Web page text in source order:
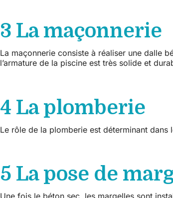
3 La maçonnerie
La maçonnerie consiste à réaliser une dalle
l’armature de la piscine est très solide et
4 La plomberie
Le rôle de la plomberie est déterminant
5 La pose de
Une fois le béton sec, les margelles sont